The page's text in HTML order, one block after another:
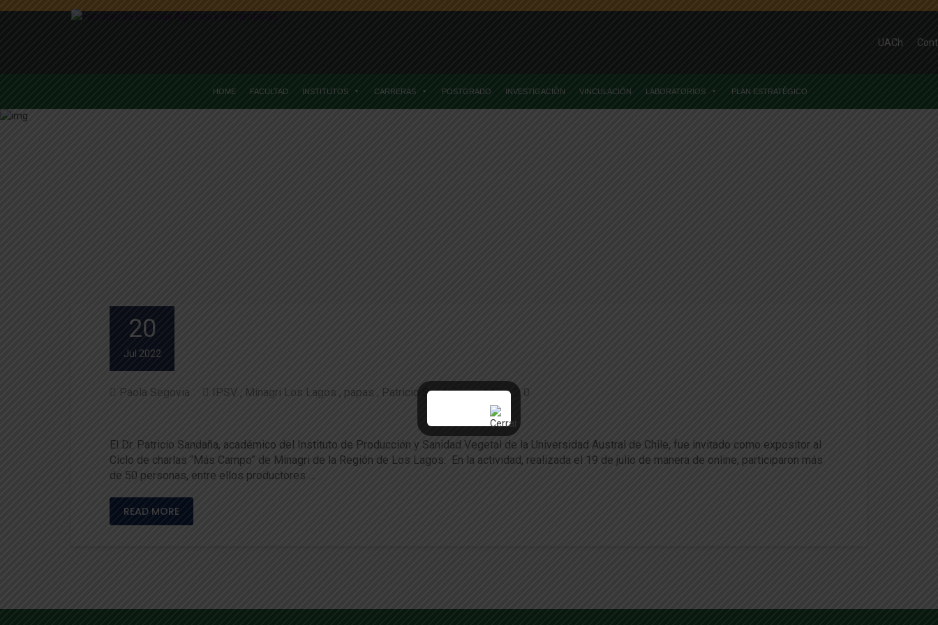
UACh
HOME FACULTAD INSTITUTOS CARRERAS POSTGRADO INVESTIGACIÓN VINCULACIÓN LABORATORIOS PLAN ESTRATÉGICO
20
Jul 2022
Paola Segovia IPSV Minagri Los Lagos papas Patricio Sandaña 146 0
El cultivo de papas y los factores que determinan su rendimiento
El Dr. Patricio Sandaña, académico del Instituto de Producción y Sanidad Vegetal de la Universidad Austral de Chile, fue invitado como expositor al
Ciclo de charlas “Más Campo” de Minagri de la Región de Los Lagos. En la actividad, realizada el 19 de julio de manera de online, participaron más
de 50 personas, entre ellos productores …
READ MORE